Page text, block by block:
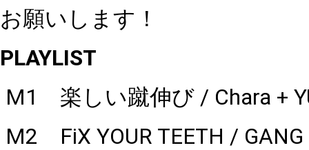
お願いします！
PLAYLIST
M1
楽しい蹴伸び / Chara +
M2
FiX YOUR TEETH / GANG